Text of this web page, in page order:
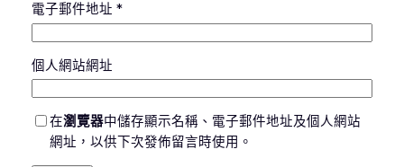
電子郵件地址 *
個人網站網址
在瀏覽器中儲存顯示名稱、電子郵件地址及個人網站
網址，以供下次發佈留言時使用。